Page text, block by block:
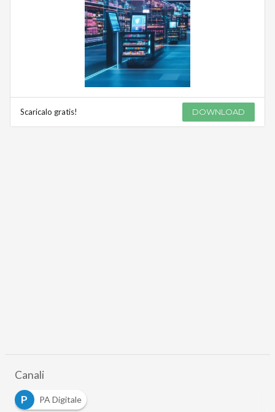
Scaricalo gratis! DOWNLOAD
Canali
P
PA Digitale